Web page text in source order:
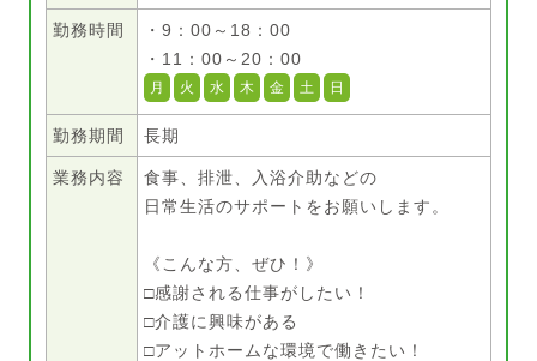
勤務時間
・9：00～18：00
・11：00～20：00
月 火 水 木 金 土 日
勤務期間 長期
業務内容
食事、排泄、入浴介助などの
日常生活のサポートをお願いします。
《こんな方、ぜひ！》
□感謝される仕事がしたい！
□介護に興味がある
□アットホームな環境で働きたい！